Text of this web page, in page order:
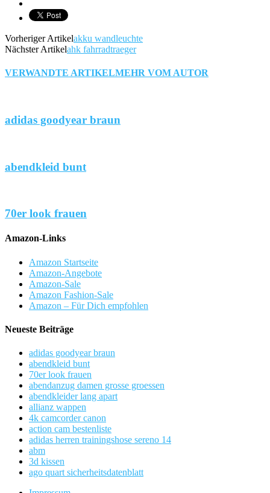
Vorheriger Artikelakku wandleuchte
Nächster Artikelahk fahrradtraeger
VERWANDTE ARTIKELMEHR VOM AUTOR
adidas goodyear braun
abendkleid bunt
70er look frauen
Amazon-Links
Amazon Startseite
Amazon-Angebote
Amazon-Sale
Amazon Fashion-Sale
Amazon – Für Dich empfohlen
Neueste Beiträge
adidas goodyear braun
abendkleid bunt
70er look frauen
abendanzug damen grosse groessen
abendkleider lang apart
allianz wappen
4k camcorder canon
action cam bestenliste
adidas herren trainingshose sereno 14
abm
3d kissen
ago quart sicherheitsdatenblatt